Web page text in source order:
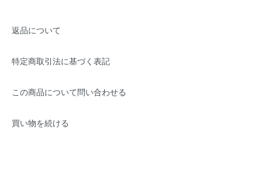
返品について
特定商取引法に基づく表記
この商品について問い合わせる
買い物を続ける